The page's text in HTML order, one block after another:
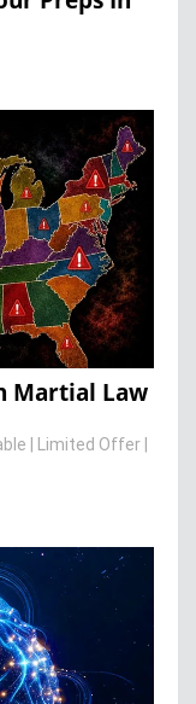
Martial Law
| Limited Offer |